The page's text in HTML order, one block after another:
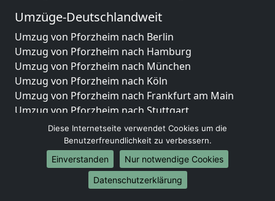
Umzüge-Deutschlandweit
Umzug von Pforzheim nach Berlin
Umzug von Pforzheim nach Hamburg
Umzug von Pforzheim nach München
Umzug von Pforzheim nach Köln
Umzug von Pforzheim nach Frankfurt am Main
Umzug von Pforzheim nach Stuttgart
Umzug von Pforzheim nach Düsseldorf
Umzug von Pforzheim nach Leipzig
Umzug von Pforzheim nach Dortmund
Umzug von Pforzheim nach Essen
Umzug von Pforzheim nach Bremen
Diese Internetseite verwendet Cookies um die
Benutzerfreundlichkeit zu verbessern.
Einverstanden
Nur notwendige Cookies
Datenschutzerklärung